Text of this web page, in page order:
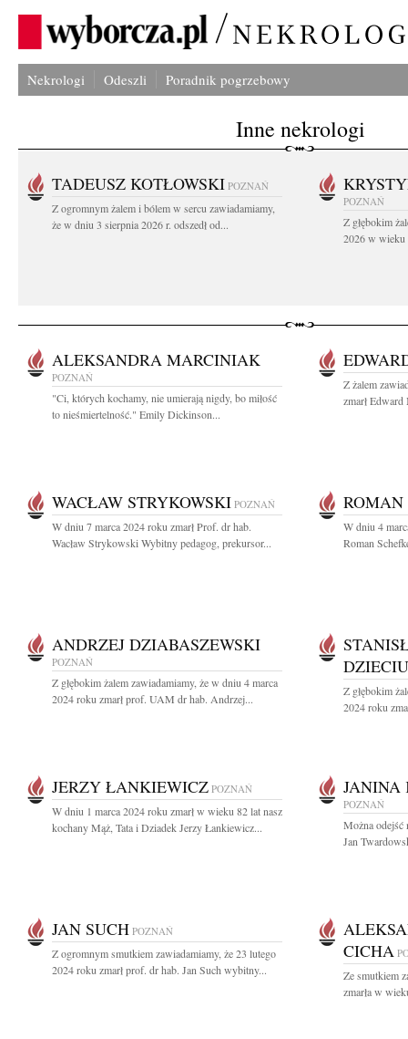
Nekrologi Odeszli Poradnik pogrzebowy
Inne nekrologi
TADEUSZ KOTŁOWSKI POZNAŃ
Z ogromnym żalem i bólem w sercu zawiadamiamy,
że w dniu 3 sierpnia 2026 r. odszedł od...
POZNAŃ
Z głębokim
2026 w wieku
ALEKSANDRA MARCINIAK
POZNAŃ
"Ci, których kochamy, nie umierają nigdy, bo miłość
to nieśmiertelność." Emily Dickinson...
Z żalem
zmarł
WACŁAW STRYKOWSKI POZNAŃ
W dniu 7 marca 2024 roku zmarł Prof. dr hab.
Wacław Strykowski Wybitny pedagog, prekursor...
ROMAN
W dniu 4
Roman
ANDRZEJ DZIABASZEWSKI
POZNAŃ
Z głębokim żalem zawiadamiamy, że w dniu 4 marca
2024 roku zmarł prof. UAM dr hab. Andrzej...
Z głębokim
2024 roku
JERZY ŁANKIEWICZ POZNAŃ
W dniu 1 marca 2024 roku zmarł w wieku 82 lat nasz
kochany Mąż, Tata i Dziadek Jerzy Łankiewicz...
JANINA
POZNAŃ
Można odejść
Jan
JAN SUCH POZNAŃ
Z ogromnym smutkiem zawiadamiamy, że 23 lutego
2024 roku zmarł prof. dr hab. Jan Such wybitny...
CICHA
Ze smutkiem
zmarła w